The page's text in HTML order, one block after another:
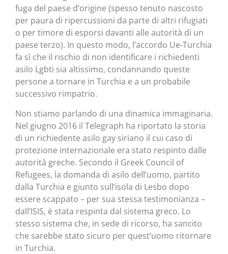
fuga del paese d’origine (spesso tenuto nascosto
per paura di ripercussioni da parte di altri rifugiati
o per timore di esporsi davanti alle autorità di un
paese terzo). In questo modo, l’accordo Ue-Turchia
fa sì che il rischio di non identificare i richiedenti
asilo Lgbti sia altissimo, condannando queste
persone a tornare in Turchia e a un probabile
successivo rimpatrio.
Non stiamo parlando di una dinamica immaginaria.
Nel giugno 2016 il Telegraph ha riportato la storia
di un richiedente asilo gay siriano il cui caso di
protezione internazionale era stato respinto dalle
autorità greche. Secondo il Greek Council of
Refugees, la domanda di asilo dell’uomo, partito
dalla Turchia e giunto sull’isola di Lesbo dopo
essere scappato – per sua stessa testimonianza –
dall’ISIS, è stata respinta dal sistema greco. Lo
stesso sistema che, in sede di ricorso, ha sancito
che sarebbe stato sicuro per quest’uomo ritornare
in Turchia.